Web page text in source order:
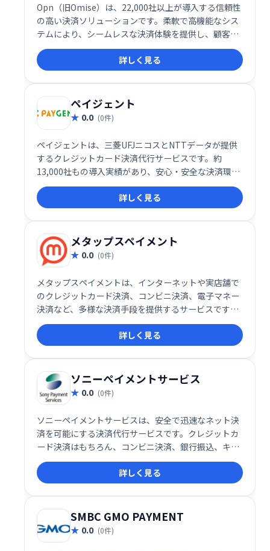
Opn（旧Omise）は、22,000社以上が導入する信頼性
の高い決済ソリューションです。柔軟で高機能なシス
テムにより、シームレスな決済体験を提供し、顧客満
足度向上と売上拡大を支援します。業界・業種を問わ
ず、スムーズな決済を実現し、ビジネスの成長を加速
させます。
詳しく見る
ペイジェント
0.0 (0件)
ペイジェントは、三菱UFJニコスとNTTデータが提供
するクレジットカード決済代行サービスです。約
13,000社もの導入実績があり、安心・安全な決済環境
を提供します。スムーズな決済処理と充実したサポー
ト体制で、お客様のビジネス成長を支援します。
詳しく見る
メタップスペイメント
0.0 (0件)
メタップスペイメントは、インターネットや実店舗で
のクレジットカード決済、コンビニ決済、電子マネー
決済など、多様な決済手段を提供するサービスです。
お客様のビジネスに最適な決済方法を選択でき、スム
ーズな取引を実現します。幅広い決済ニーズに対応
し、利便性と安全性を両立した決済環境を提供いたし
ます。
詳しく見る
ソニーペイメントサービス
0.0 (0件)
ソニーペイメントサービスは、安全で迅速なネット決
済を可能にする決済代行サービスです。クレジットカ
ード決済はもちろん、コンビニ決済、銀行振込、キャ
リア決済など、多様な決済手段に対応。事業規模やニ
ーズに合わせた最適なソリューションを提供し、スム
ーズな売買を実現します。
詳しく見る
SMBC GMO PAYMENT
0.0 (0件)